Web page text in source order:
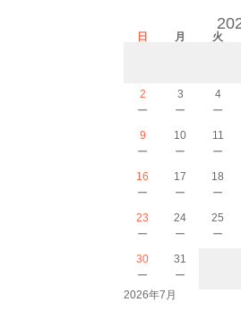
日 月 火
2
－
3
－
4
－
9
－
10
－
11
－
16
－
17
－
18
－
23
－
24
－
25
－
30
－
31
－
2026年7月